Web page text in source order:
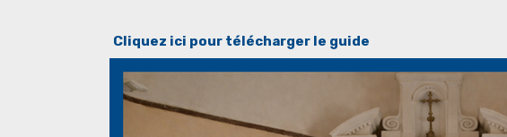
Cliquez ici pour télécharger le guide